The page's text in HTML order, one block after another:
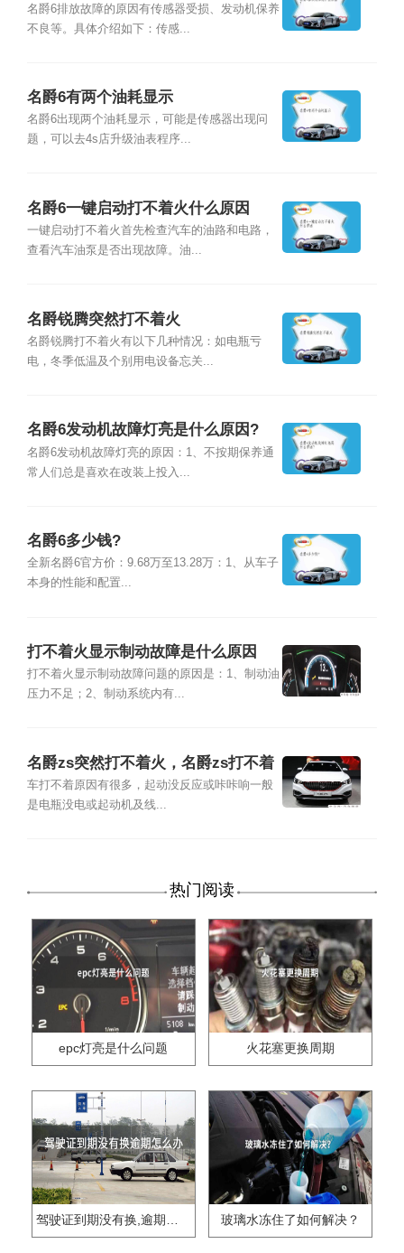
名爵6排放故障的原因有传感器受损、发动机保养
不良等。具体介绍如下：传感...
名爵6有两个油耗显示
名爵6出现两个油耗显示，可能是传感器出现问
题，可以去4s店升级油表程序...
名爵6一键启动打不着火什么原因
一键启动打不着火首先检查汽车的油路和电路，
查看汽车油泵是否出现故障。油...
名爵锐腾突然打不着火
名爵锐腾打不着火有以下几种情况：如电瓶亏
电，冬季低温及个别用电设备忘关...
名爵6发动机故障灯亮是什么原因?
名爵6发动机故障灯亮的原因：1、不按期保养通
常人们总是喜欢在改装上投入...
名爵6多少钱?
全新名爵6官方价：9.68万至13.28万：1、从车子
本身的性能和配置...
打不着火显示制动故障是什么原因
打不着火显示制动故障问题的原因是：1、制动油
压力不足；2、制动系统内有...
名爵zs突然打不着火，名爵zs打不着
火怎么办
车打不着原因有很多，起动没反应或咔咔响一般
是电瓶没电或起动机及线...
热门阅读
epc灯亮是什么问题 火花塞更换周期
驾驶证到期没有换,逾期怎么办?? 玻璃水冻住了如何解决？